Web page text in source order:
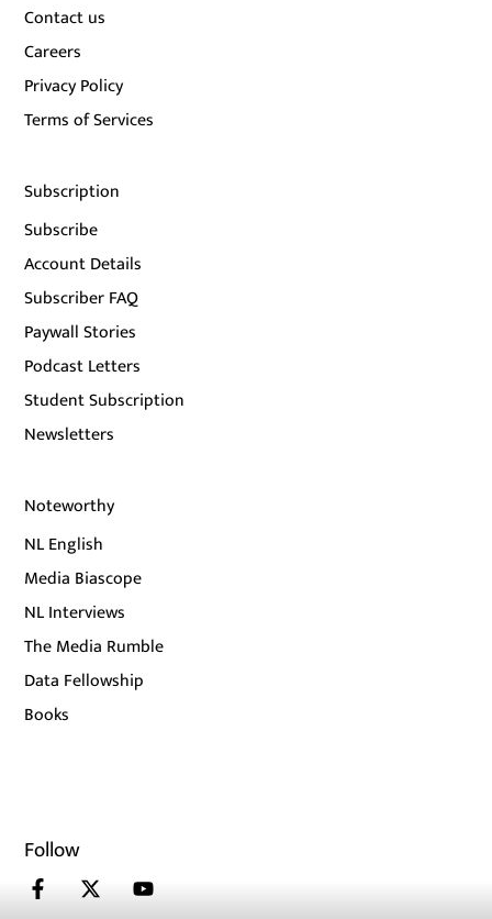
Contact us
Careers
Privacy Policy
Terms of Services
Subscription
Subscribe
Account Details
Subscriber FAQ
Paywall Stories
Podcast Letters
Student Subscription
Newsletters
Noteworthy
NL English
Media Biascope
NL Interviews
The Media Rumble
Data Fellowship
Books
Follow